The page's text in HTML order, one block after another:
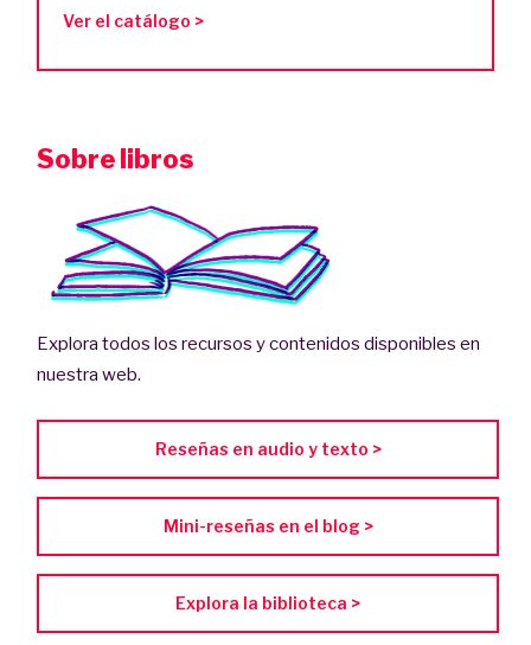
Ver el catálogo >
Sobre libros
Explora todos los recursos y contenidos disponibles en
nuestra web.
Reseñas en audio y texto >
Mini-reseñas en el blog >
Explora la biblioteca >